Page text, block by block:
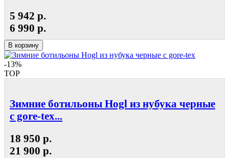
5 942 р.
6 990 р.
В корзину
-13%
TOP
Зимние ботильоны Hogl из нубука черные
с gore-tex...
18 950 р.
21 900 р.